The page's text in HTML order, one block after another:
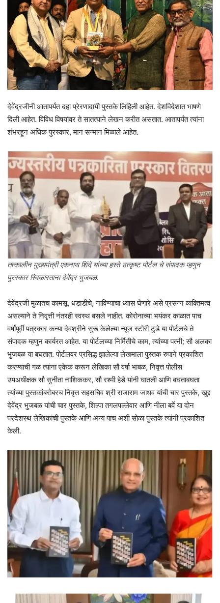
देवेंद्रजीनी आतापर्यंत दहा प्रेरणादायी पुस्तके लिहिली आहेत. देशविदेशात भाषणे
दिली आहेत. विविध विषयांवर ते सातत्याने लेखन करीत असतात. आतापर्यंत त्यांना
शंभरहून अधिक पुरस्कार, मान सन्मान मिळाले आहेत.
तत्कालीन मुख्यमंत्री एकनाथ शिंदे यांच्या हस्ते उत्कृष्ट पोर्टल चे संपादक म्हणुन
पुरस्कार स्विकारताना देवेंद्र भुजबळ.
देवेंद्रजी मुळातच कामसू, धडाडीचे, नाविण्याचा ध्यास घेणारे असे प्रसन्न व्यक्तिमत्व
असल्याने ते निवृत्ती नंतरही स्वस्थ बसले नाहीत. कोरोनाच्या भयंकर काळात पाच
वर्षांपूर्वी पत्रकार कन्या देवश्रीने सुरू केलेल्या न्यूज स्टोरी टुडे या पोर्टलचे ते
संपादक म्हणुन कार्यरत आहेत. या पोर्टलच्या निर्मितीचे काम, त्यांच्या पत्नी; सौ अलका
भुजबळ या बघतात. पोर्टलवर प्रसिद्ध झालेल्या लेखमाला पुस्तक रुपाने प्रकाशित
करण्याची गळ त्यांना एकेक करून लेखिका सौ वर्षा भाबळ, निवृत्त पोलीस
उपअधीक्षक सौ सुनीता नाशिककर, सौ रश्मी हेडे यांनी घातली आणि बघताबघता
त्यांच्या पुस्तकांबरोबरच निवृत्त सहसचिव श्री राजाराम जाधव यांची चार पुस्तके, खुद्द
देवेंद्र भुजबळ यांची चार पुस्तके, शिल्पा तगलपल्लेवार आणि नीला बर्वे या दोन
परदेशस्थ लेखिकांची पुस्तके आणि अन्य पाच अशी सोळा पुस्तके त्यांनी प्रकाशित
केली.